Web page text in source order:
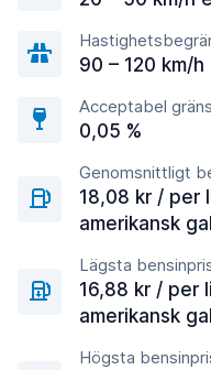
90 – 120 km/
Acceptabel
0,05 %
Genomsnittligt
18,08 kr / per
amerikansk
Lägsta
16,88 kr / per
amerikansk
Högsta